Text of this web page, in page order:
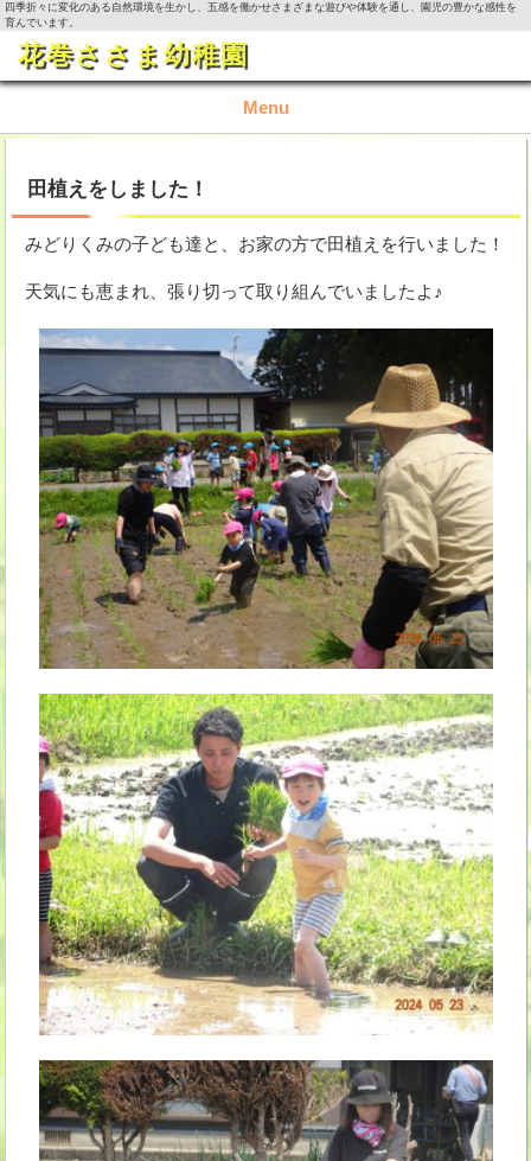
四季折々に変化のある自然環境を生かし、五感を働かせさまざまな遊びや体験を通し、園児の豊かな感性を
育んでいます。
花巻ささま幼稚園
Menu
園の概要
園の生活
入園資料・お問い合わせ
今月の活動
田植えをしました！
みどりくみの子ども達と、お家の方で田植えを行いました！
天気にも恵まれ、張り切って取り組んでいましたよ♪